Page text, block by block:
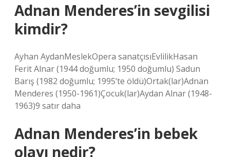
Adnan Menderes’in sevgilisi
kimdir?
Ayhan AydanMeslekOpera sanatçısıEvlilikHasan
Ferit Alnar (1944 doğumlu; 1950 doğumlu) Sadun
Barış (1982 doğumlu; 1995’te öldü)Ortak(lar)Adnan
Menderes (1950-1961)Çocuk(lar)Aydan Alnar (1948-
1963)9 satır daha
Adnan Menderes’in bebek
olayı nedir?